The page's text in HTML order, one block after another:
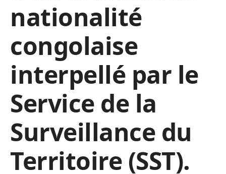
nationalité
congolaise
interpellé par le
Service de la
Surveillance du
Territoire (SST).